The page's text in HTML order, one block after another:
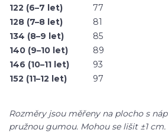
122 (6–7 let)
77
128 (7–8 let)
81
134 (8–9 let)
85
140 (9–10 let)
89
146 (10–11 let)
93
152 (11–12 let)
97
Rozměry jsou měřeny na plocho s
pružnou gumou. Mohou se lišit ±1 cm.